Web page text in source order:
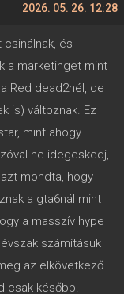
2026. 05. 26. 12:28
csinálnak, és
a marketinget mint
Red dead2nél, de
is) változnak. Ez
mint ahogy
ne idegeskedj,
mondta, hogy
a gta6nál mint
a masszív hype
számításuk
az elkövetkező
csak később.